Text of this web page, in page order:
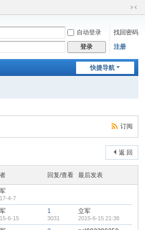
切
到
自动登录
找回密码
登录 注册
快捷导航
订阅
返 回
回复/查看 最后发表
4-7
6-15
1
3031
立军
2015-6-15 21:38